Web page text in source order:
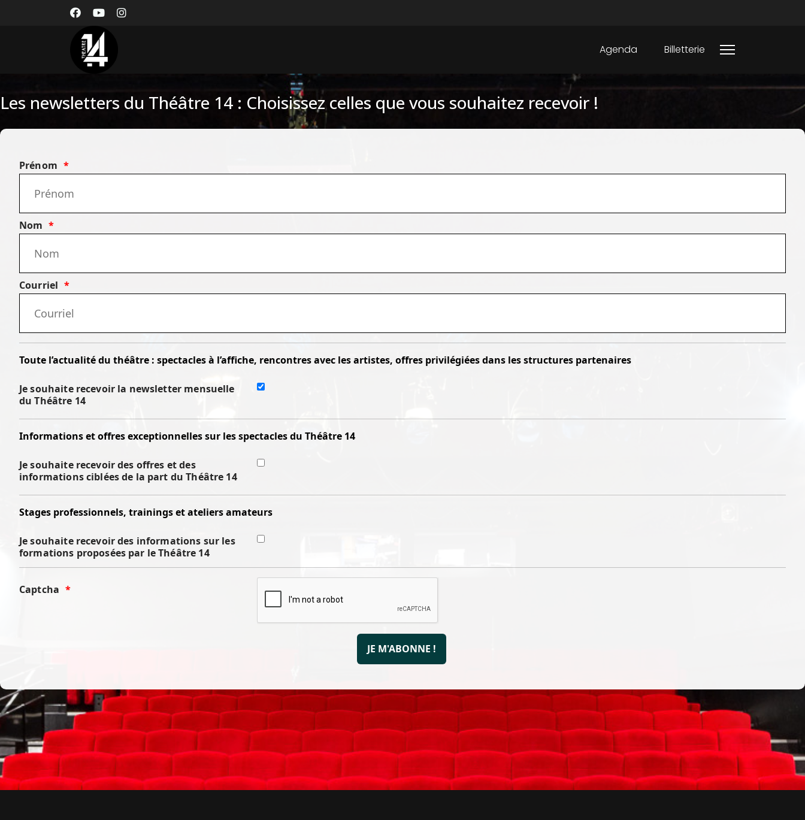
Agenda Billetterie
Les newsletters du Théâtre 14 : Choisissez celles que vous souhaitez recevoir !
Prénom
Nom
Courriel
Toute l’actualité du théâtre : spectacles à l’affiche, rencontres avec les artistes, offres privilégiées dans les structures partenaires
Je souhaite recevoir la newsletter mensuelle
du Théâtre 14
Informations et offres exceptionnelles sur les spectacles du Théâtre 14
Je souhaite recevoir des offres et des
informations ciblées de la part du Théâtre 14
Stages professionnels, trainings et ateliers amateurs
Je souhaite recevoir des informations sur les
formations proposées par le Théâtre 14
Captcha